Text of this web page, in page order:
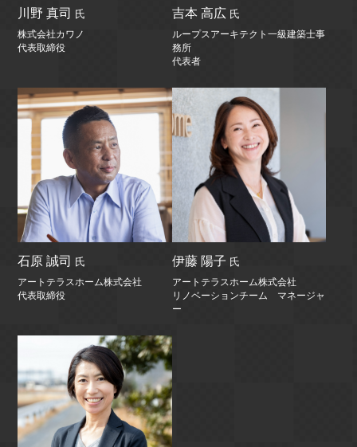
川野 真司 氏
株式会社カワノ
代表取締役
吉本 高広 氏
ループスアーキテクト一級建築士事
務所
代表者
石原 誠司 氏
アートテラスホーム株式会社
代表取締役
伊藤 陽子 氏
アートテラスホーム株式会社
リノベーションチーム マネージャ
ー